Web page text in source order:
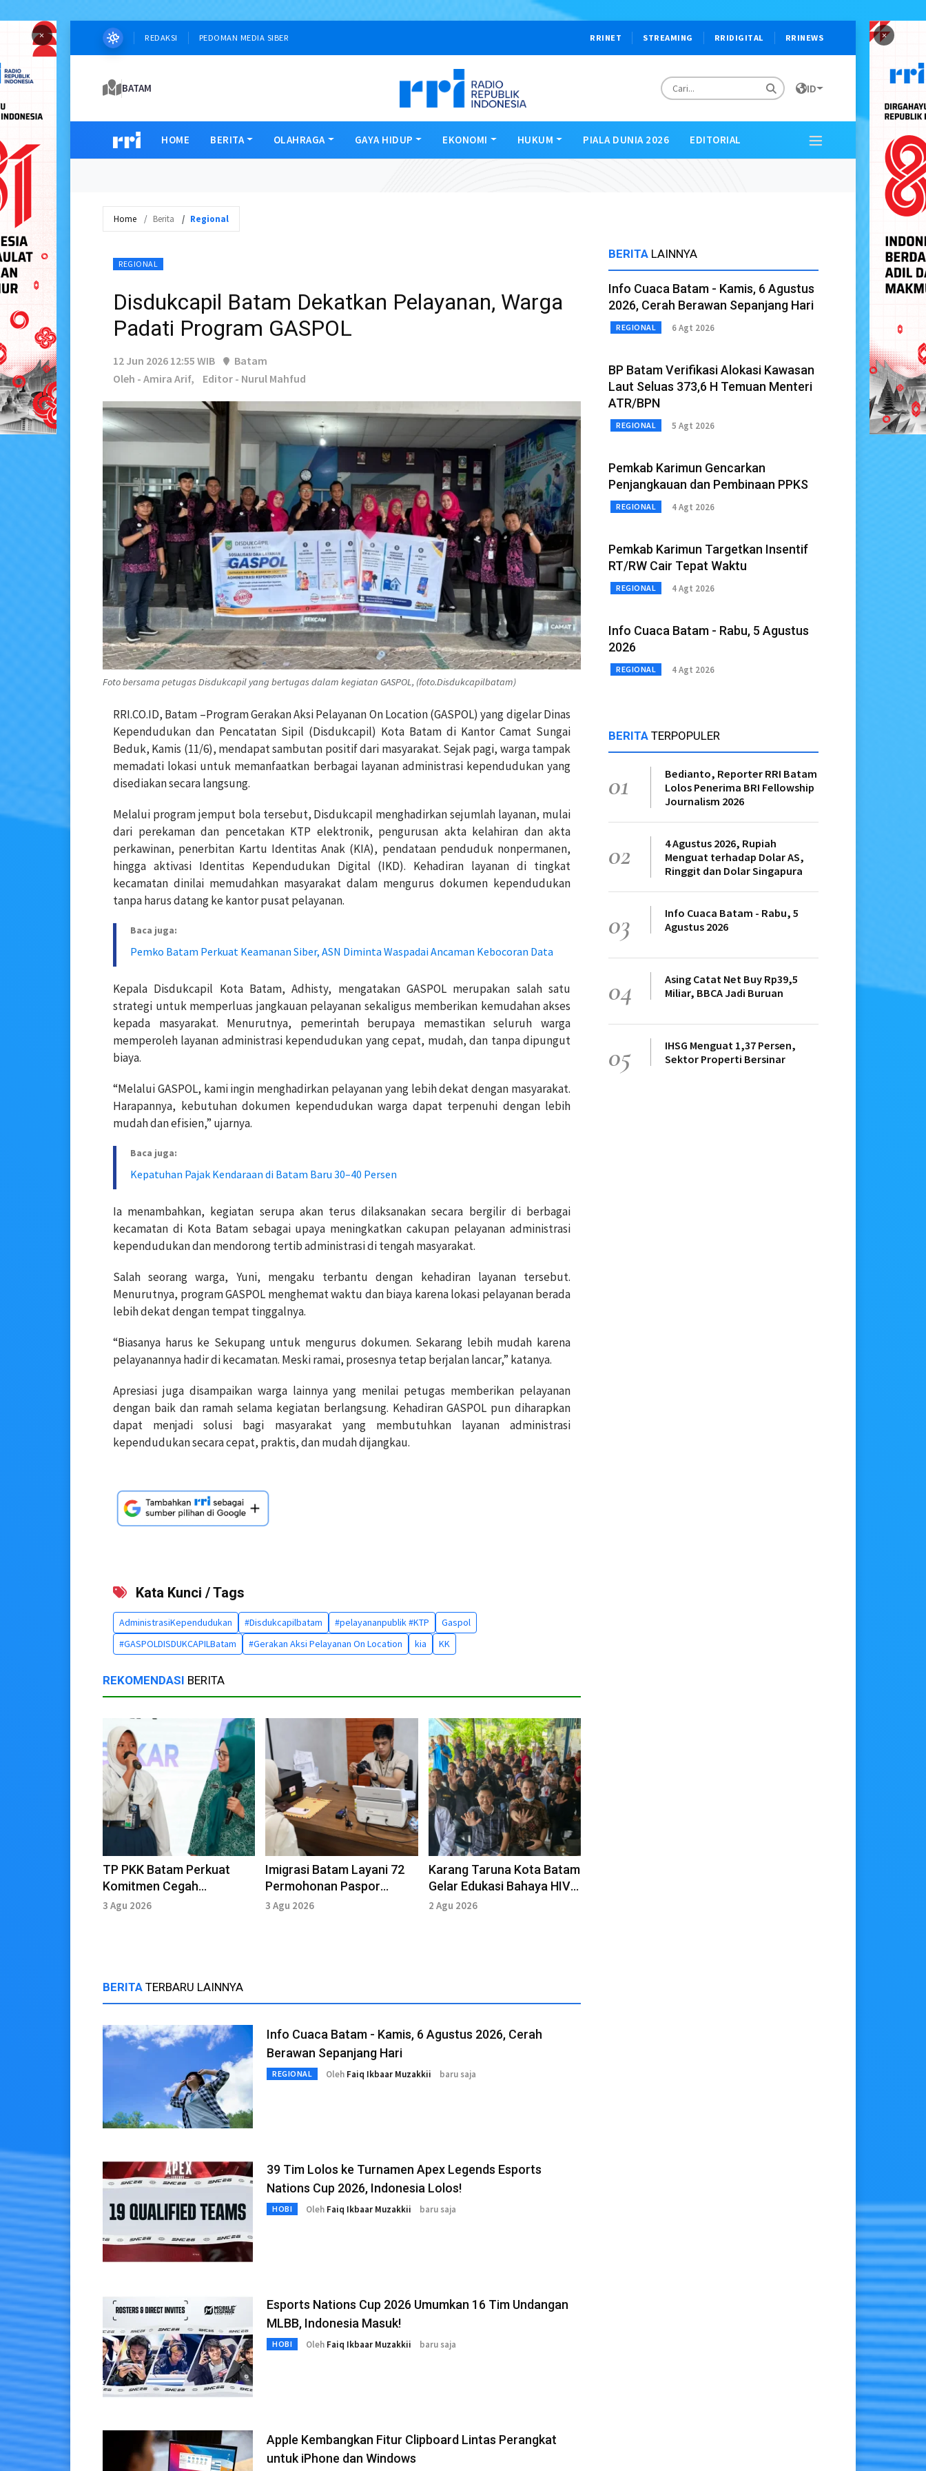
× ×
REDAKSI PEDOMAN MEDIA SIBER RRINET STREAMING RRIDIGITAL RRINEWS
BATAM ID
HOME BERITA OLAHRAGA GAYA HIDUP EKONOMI HUKUM PIALA DUNIA 2026 EDITORIAL
Home Berita Regional
REGIONAL
Disdukcapil Batam Dekatkan Pelayanan, Warga
Padati Program GASPOL
12 Jun 2026 12:55 WIB
Batam
Oleh - Amira Arif,
Editor - Nurul Mahfud
Foto bersama petugas Disdukcapil yang bertugas dalam kegiatan GASPOL, (foto.Disdukcapilbatam)
RRI.CO.ID, Batam –Program Gerakan Aksi Pelayanan On Location (GASPOL) yang digelar Dinas
Kependudukan dan Pencatatan Sipil (Disdukcapil) Kota Batam di Kantor Camat Sungai
Beduk, Kamis (11/6), mendapat sambutan positif dari masyarakat. Sejak pagi, warga tampak
memadati lokasi untuk memanfaatkan berbagai layanan administrasi kependudukan yang
disediakan secara langsung.
Melalui program jemput bola tersebut, Disdukcapil menghadirkan sejumlah layanan, mulai
dari perekaman dan pencetakan KTP elektronik, pengurusan akta kelahiran dan akta
perkawinan, penerbitan Kartu Identitas Anak (KIA), pendataan penduduk nonpermanen,
hingga aktivasi Identitas Kependudukan Digital (IKD). Kehadiran layanan di tingkat
kecamatan dinilai memudahkan masyarakat dalam mengurus dokumen kependudukan
tanpa harus datang ke kantor pusat pelayanan.
Baca juga:
Pemko Batam Perkuat Keamanan Siber, ASN Diminta Waspadai Ancaman Kebocoran Data
Kepala Disdukcapil Kota Batam, Adhisty, mengatakan GASPOL merupakan salah satu
strategi untuk memperluas jangkauan pelayanan sekaligus memberikan kemudahan akses
kepada masyarakat. Menurutnya, pemerintah berupaya memastikan seluruh warga
memperoleh layanan administrasi kependudukan yang cepat, mudah, dan tanpa dipungut
biaya.
“Melalui GASPOL, kami ingin menghadirkan pelayanan yang lebih dekat dengan masyarakat.
Harapannya, kebutuhan dokumen kependudukan warga dapat terpenuhi dengan lebih
mudah dan efisien,” ujarnya.
Baca juga:
Kepatuhan Pajak Kendaraan di Batam Baru 30–40 Persen
Ia menambahkan, kegiatan serupa akan terus dilaksanakan secara bergilir di berbagai
kecamatan di Kota Batam sebagai upaya meningkatkan cakupan pelayanan administrasi
kependudukan dan mendorong tertib administrasi di tengah masyarakat.
Salah seorang warga, Yuni, mengaku terbantu dengan kehadiran layanan tersebut.
Menurutnya, program GASPOL menghemat waktu dan biaya karena lokasi pelayanan berada
lebih dekat dengan tempat tinggalnya.
“Biasanya harus ke Sekupang untuk mengurus dokumen. Sekarang lebih mudah karena
pelayanannya hadir di kecamatan. Meski ramai, prosesnya tetap berjalan lancar,” katanya.
Apresiasi juga disampaikan warga lainnya yang menilai petugas memberikan pelayanan
dengan baik dan ramah selama kegiatan berlangsung. Kehadiran GASPOL pun diharapkan
dapat menjadi solusi bagi masyarakat yang membutuhkan layanan administrasi
kependudukan secara cepat, praktis, dan mudah dijangkau.
Kata Kunci / Tags
AdministrasiKependudukan #Disdukcapilbatam #pelayananpublik #KTP
Gaspol
#GASPOLDISDUKCAPILBatam
#Gerakan Aksi Pelayanan On Location kia KK
REKOMENDASI BERITA
TP PKK Batam Perkuat
Komitmen Cegah
Kekerasan Terhadap Anak
3 Agu 2026
Imigrasi Batam Layani 72
Permohonan Paspor
Simpatik Akhir Pekan
3 Agu 2026
Karang Taruna Kota Batam
Gelar Edukasi Bahaya HIV
AIDS dan Manfaat BPJS
2 Agu 2026
BERITA TERBARU LAINNYA
Info Cuaca Batam - Kamis, 6 Agustus 2026, Cerah
Berawan Sepanjang Hari
REGIONAL Oleh Faiq Ikbaar Muzakkii baru saja
39 Tim Lolos ke Turnamen Apex Legends Esports
Nations Cup 2026, Indonesia Lolos!
HOBI Oleh Faiq Ikbaar Muzakkii baru saja
Esports Nations Cup 2026 Umumkan 16 Tim Undangan
MLBB, Indonesia Masuk!
HOBI Oleh Faiq Ikbaar Muzakkii baru saja
Apple Kembangkan Fitur Clipboard Lintas Perangkat
untuk iPhone dan Windows
BERITA LAINNYA
Info Cuaca Batam - Kamis, 6 Agustus
2026, Cerah Berawan Sepanjang Hari
REGIONAL 6 Agt 2026
BP Batam Verifikasi Alokasi Kawasan
Laut Seluas 373,6 H Temuan Menteri
ATR/BPN
REGIONAL 5 Agt 2026
Pemkab Karimun Gencarkan
Penjangkauan dan Pembinaan PPKS
REGIONAL 4 Agt 2026
Pemkab Karimun Targetkan Insentif
RT/RW Cair Tepat Waktu
REGIONAL 4 Agt 2026
Info Cuaca Batam - Rabu, 5 Agustus
2026
REGIONAL 4 Agt 2026
BERITA TERPOPULER
01
Bedianto, Reporter RRI Batam
Lolos Penerima BRI Fellowship
Journalism 2026
02
4 Agustus 2026, Rupiah
Menguat terhadap Dolar AS,
Ringgit dan Dolar Singapura
03
Info Cuaca Batam - Rabu, 5
Agustus 2026
04
Asing Catat Net Buy Rp39,5
Miliar, BBCA Jadi Buruan
05
IHSG Menguat 1,37 Persen,
Sektor Properti Bersinar